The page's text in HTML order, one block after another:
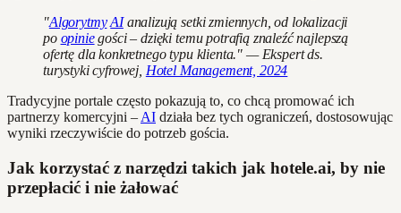
"Algorytmy AIanalizują setki zmiennych, od lokalizacji
po opiniegości – dzięki temu potrafią znaleźć najlepszą
ofertę dla konkretnego typu klienta." — Ekspert ds.
turystyki cyfrowej, Hotel Management, 2024
Tradycyjne portale często pokazują to, co chcą promować ich
partnerzy komercyjni – AI działa bez tych ograniczeń, dostosowując
wyniki rzeczywiście do potrzeb gościa.
Jak korzystać z narzędzi takich jak hotele.ai, by nie
przepłacić i nie żałować